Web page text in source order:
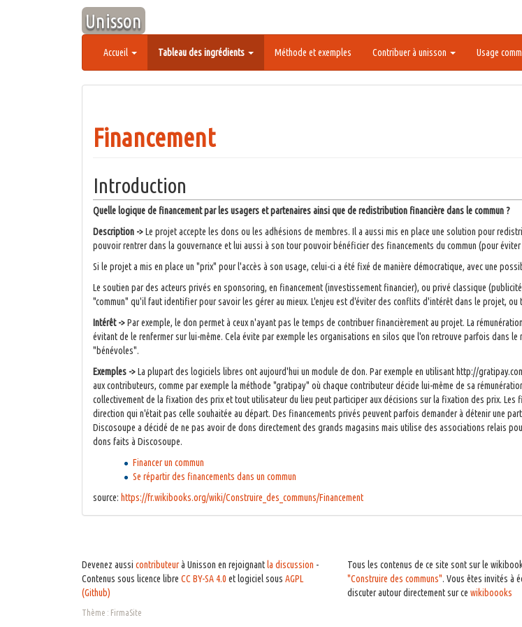
Unisson
Accueil Tableau des ingrédients Méthode et exemples Contribuer à unisson Usage
Financement
Introduction
Quelle logique de financement par les usagers et partenaires ainsi que de redistribution financière dans le commun ?
Description ->Le projet accepte les dons ou les adhésions de membres. Il a aussi mis en place une solution pour
pouvoir rentrer dans la gouvernance et lui aussi à son tour pouvoir bénéficier des financements du commun (pour
Si le projet a mis en place un "prix" pour l'accès à son usage, celui-ci a été fixé de manière démocratique, avec une
Le soutien par des acteurs privés en sponsoring, en financement (investissement financier), ou privé classique
"commun" qu'il faut identifier pour savoir les gérer au mieux. L'enjeu est d'éviter des conflits d'intérêt dans le projet,
Intérêt ->Par exemple, le don permet à ceux n'ayant pas le temps de contribuer financièrement au projet. La
évitant de le renfermer sur lui-même. Cela évite par exemple les organisations en silos que l'on retrouve parfois dans
"bénévoles".
Exemples ->La plupart des logiciels libres ont aujourd'hui un module de don. Par exemple en utilisant http://
aux contributeurs, comme par exemple la méthode "gratipay" où chaque contributeur décide lui-même de sa
collectivement de la fixation des prix et tout utilisateur du lieu peut participer aux décisions sur la fixation des prix.
direction qui n'était pas celle souhaitée au départ. Des financements privés peuvent parfois demander à détenir une
Discosoupe a décidé de ne pas avoir de dons directement des grands magasins mais utilise des associations relais
dons faits à Discosoupe.
Financer un commun
Se répartir des financements dans un commun
source: https://fr.wikibooks.org/wiki/Construire_des_communs/Financement
Devenez aussi contributeurà Unisson en rejoignant la discussion -
Contenus sous licence libre CC BY-SA 4.0 et logiciel sous AGPL
(Github)
Tous les contenus de ce site sont sur le
"Construire des communs". Vous êtes invités à
discuter autour directement sur ce wikiboooks
Thème : FirmaSite